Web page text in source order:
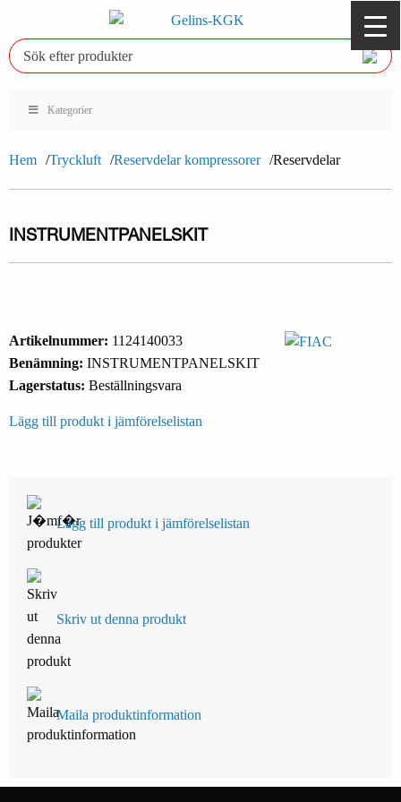
Kategorier
Hem Tryckluft Reservdelar kompressorer Reservdelar
INSTRUMENTPANELSKIT
Artikelnummer: 1124140033
Benämning: INSTRUMENTPANELSKIT
Lagerstatus: Beställningsvara
Lägg till produkt i jämförelselistan
Lägg till produkt i jämförelselistan
Skriv ut denna produkt
Maila produktinformation